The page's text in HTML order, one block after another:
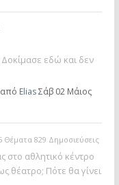
Δοκίμασε εδώ και δεν
από EliasΣάβ 02 Μάιος
Θέματα 829 Δημοσιεύσεις
στο αθλητικό κέντρο
θέατρο; Πότε θα γίνει